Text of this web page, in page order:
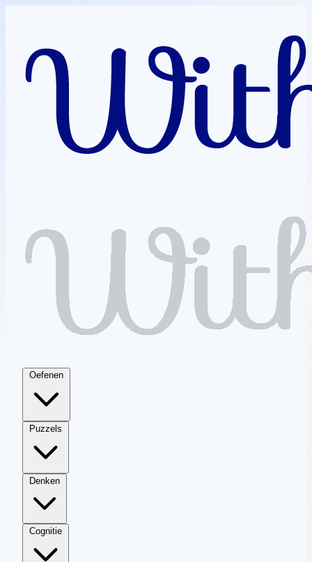
Oefenen
Puzzels
Denken
Cognitie